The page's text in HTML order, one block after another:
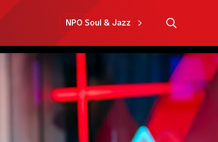
NPO Soul & Jazz